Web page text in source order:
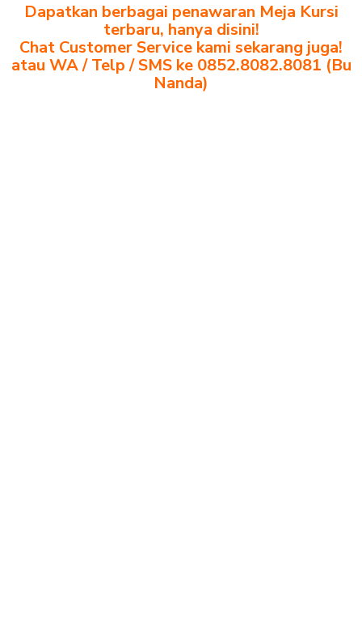
Dapatkan berbagai penawaran Meja Kursi
terbaru, hanya disini!
Chat Customer Service kami sekarang juga!
atau WA / Telp / SMS ke 0852.8082.8081 (Bu
Nanda)